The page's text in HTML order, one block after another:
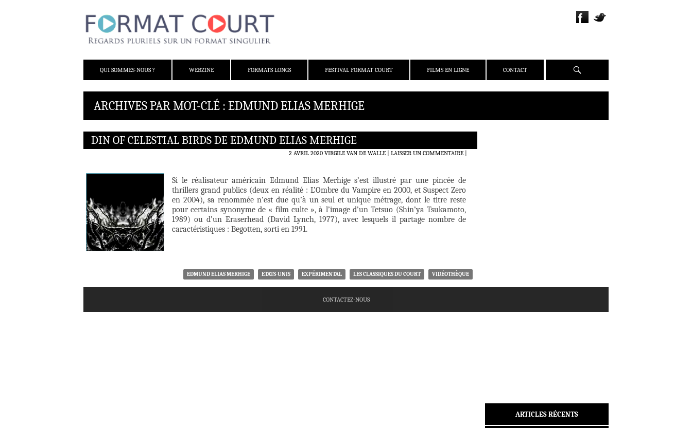
QUI SOMMES-NOUS ?
WEBZINE FORMATS LONGS FESTIVAL FORMAT COURT FILMS EN LIGNE CONTACT Recherche
ARCHIVES PAR MOT-CLÉ : EDMUND ELIAS MERHIGE
DIN OF CELESTIAL BIRDS DE EDMUND ELIAS MERHIGE
2 AVRIL 2020 VIRGILE VAN DE WALLE LAISSER UN COMMENTAIRE|
Si le réalisateur américain Edmund Elias Merhige s’est illustré par une pincée de
thrillers grand publics (deux en réalité : L’Ombre du Vampire en 2000, et Suspect Zero
en 2004), sa renommée n’est due qu’à un seul et unique métrage, dont le titre reste
pour certains synonyme de « film culte », à l’image d’un Tetsuo (Shin’ya Tsukamoto,
1989) ou d’un Eraserhead (David Lynch, 1977), avec lesquels il partage nombre de
caractéristiques : Begotten, sorti en 1991.
EDMUND ELIAS MERHIGE ETATS-UNIS EXPÉRIMENTAL LES CLASSIQUES DU COURT VIDÉOTHÈQUE
FORMATS LONGS
ARTICLES RÉCENTS
CONTACTEZ-NOUS